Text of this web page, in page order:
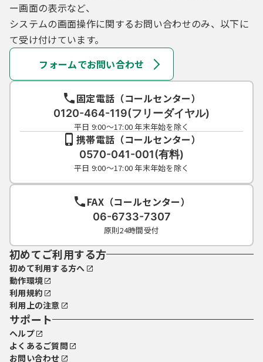
ー画面の表示など、
システムの画面操作に関するお問い合わせのみ、以下に
て受け付けています。
フォームでお問い合わせ
固定電話（コールセンター）
0120-464-119(フリーダイヤル)
平日 9:00～17:00 年末年始を除く
携帯電話（コールセンター）
0570-041-001(有料)
平日 9:00～17:00 年末年始を除く
FAX（コールセンター）
06-6733-7307
原則24時間受付
初めてご利用する方
初めて利用する方へ
動作環境
利用規約
利用上の注意
サポート
ヘルプ
よくあるご質問
お問い合わせ